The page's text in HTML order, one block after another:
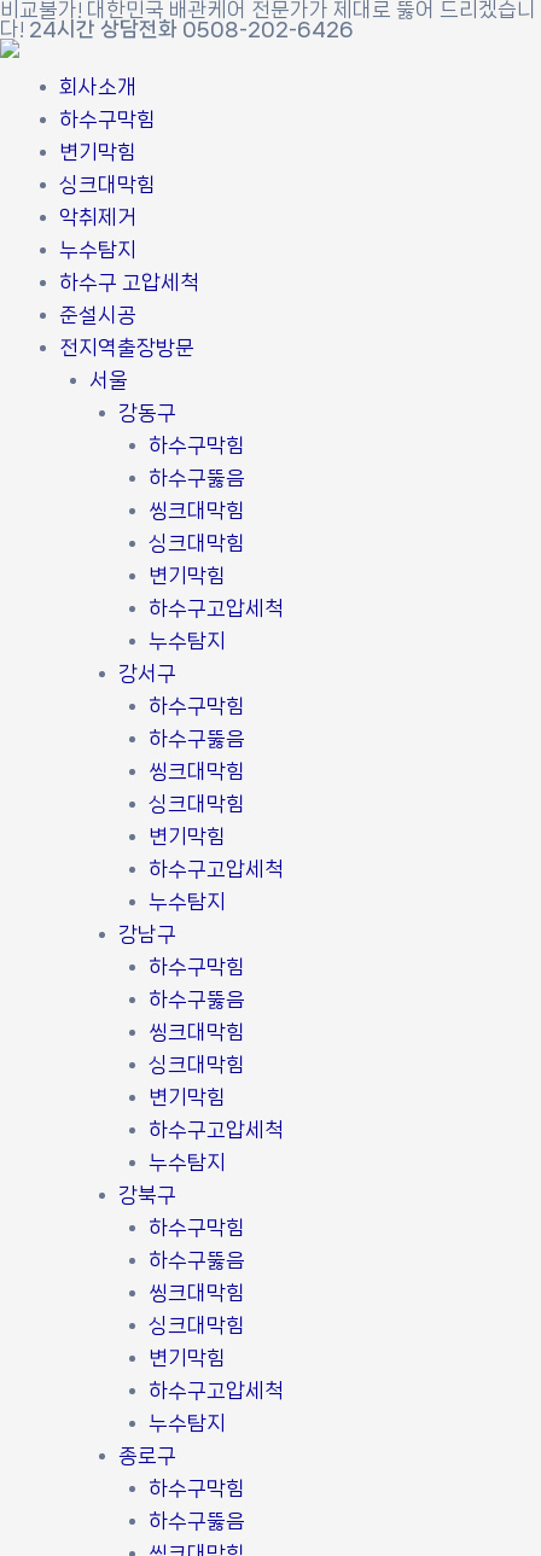
콘
텐
비교불가! 대한민국 배관케어 전문가가 제대로 뚫어 드리겠습니
다! 24시간 상담전화 0508-202-6426
회사소개
하수구막힘
변기막힘
싱크대막힘
악취제거
누수탐지
하수구 고압세척
준설시공
전지역출장방문
서울
강동구
하수구막힘
하수구뚫음
씽크대막힘
싱크대막힘
변기막힘
하수구고압세척
누수탐지
강서구
하수구막힘
하수구뚫음
씽크대막힘
싱크대막힘
변기막힘
하수구고압세척
누수탐지
강남구
하수구막힘
하수구뚫음
씽크대막힘
싱크대막힘
변기막힘
하수구고압세척
누수탐지
강북구
하수구막힘
하수구뚫음
씽크대막힘
싱크대막힘
변기막힘
하수구고압세척
누수탐지
종로구
하수구막힘
하수구뚫음
포
스